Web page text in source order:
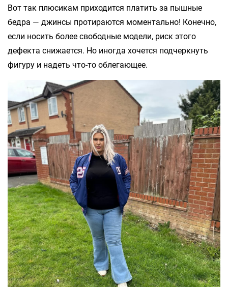
Вот так плюсикам приходится платить за пышные
бедра — джинсы протираются моментально! Конечно,
если носить более свободные модели, риск этого
дефекта снижается. Но иногда хочется подчеркнуть
фигуру и надеть что-то облегающее.